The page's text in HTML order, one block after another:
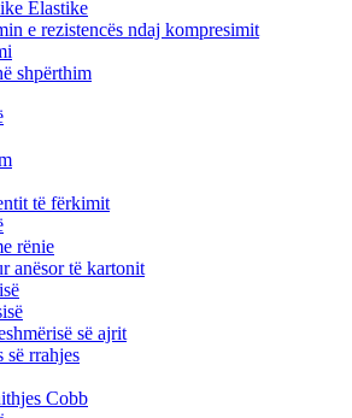
Elastike
e rezistencës ndaj kompresimit
shpërthim
të fërkimit
rënie
anësor të kartonit
së ajrit
së rrahjes
Cobb